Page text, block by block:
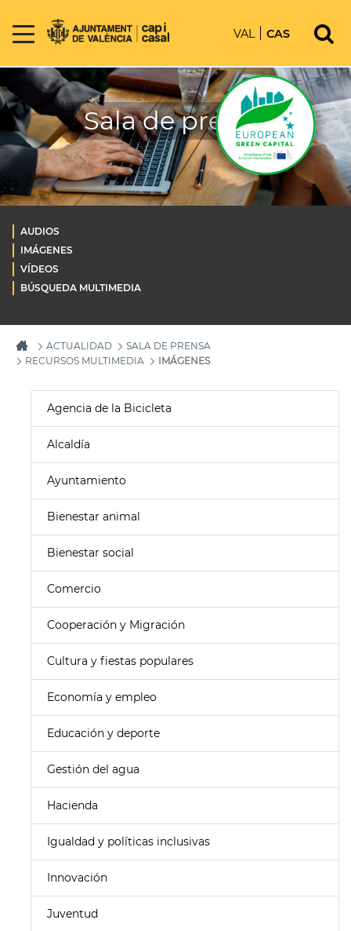
VAL CAS
Sala de prensa
AUDIOS
IMÁGENES
VÍDEOS
BÚSQUEDA MULTIMEDIA
ACTUALIDAD
SALA DE PRENSA
RECURSOS MULTIMEDIA
IMÁGENES
Agencia de la Bicicleta
Alcaldía
Ayuntamiento
Bienestar animal
Bienestar social
Comercio
Cooperación y Migración
Cultura y fiestas populares
Economía y empleo
Educación y deporte
Gestión del agua
Hacienda
Igualdad y políticas inclusivas
Innovación
Juventud